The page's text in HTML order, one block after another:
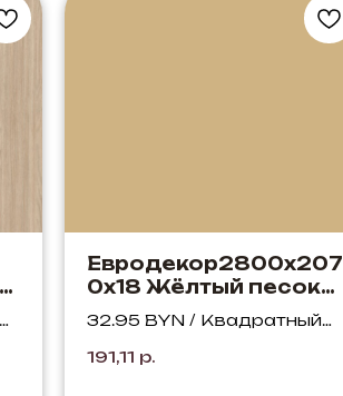
Евродекор2800х207
0х18 Жёлтый песок
AU125 ST9
32.95 BYN / Квадратный
191,11 р.